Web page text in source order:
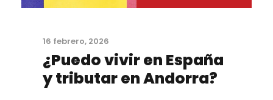
16 febrero, 2026
¿Puedo vivir en España
y tributar en Andorra?